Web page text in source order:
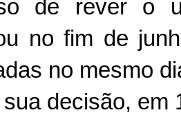
de rever o
no fim de
no mesmo
decisão, em